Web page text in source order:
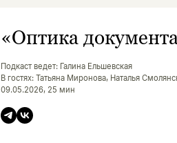
«Оптика
Подкаст ведет: Галина Ельшевская
В гостях: Татьяна Миронова, Наталья
09.05.2026, 25 мин